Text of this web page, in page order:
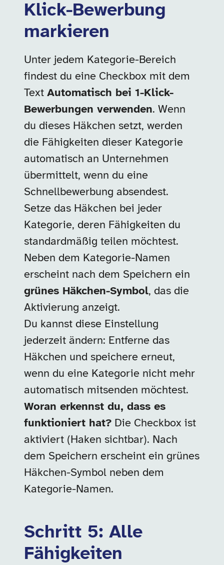
Klick-Bewerbung
markieren
Unter jedem Kategorie-Bereich
findest du eine Checkbox mit dem
Text Automatisch bei 1-Klick-
Bewerbungen verwenden. Wenn
du dieses Häkchen setzt, werden
die Fähigkeiten dieser Kategorie
automatisch an Unternehmen
übermittelt, wenn du eine
Schnellbewerbung absendest.
Setze das Häkchen bei jeder
Kategorie, deren Fähigkeiten du
standardmäßig teilen möchtest.
Neben dem Kategorie-Namen
erscheint nach dem Speichern ein
grünes Häkchen-Symbol, das die
Aktivierung anzeigt.
Du kannst diese Einstellung
jederzeit ändern: Entferne das
Häkchen und speichere erneut,
wenn du eine Kategorie nicht mehr
automatisch mitsenden möchtest.
Woran erkennst du, dass es
funktioniert hat? Die Checkbox ist
aktiviert (Haken sichtbar). Nach
dem Speichern erscheint ein grünes
Häkchen-Symbol neben dem
Kategorie-Namen.
Schritt 5: Alle
Fähigkeiten